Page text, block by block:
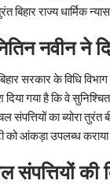
बिहार राज्य
नवीन ने
बिहार सरकार के विधि
दिया गया है कि वे
का ब्योरा
को आंकड़ा उपलब्ध
संपत्तियों की